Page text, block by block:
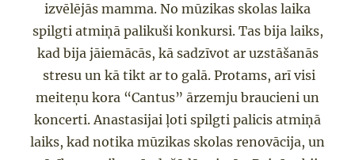
izvēlējās mamma. No mūzikas skolas laika
spilgti atmiņāpalikuši konkursi. Tas bija laiks,
kad bija jāiemācās, kā sadzīvot ar uzstāšanās
stresu un kā tikt ar to galā. Protams, arī visi
meiteņu kora “Cantus” ārzemju braucieni un
koncerti. Anastasijai ļoti spilgti palicis atmiņā
laiks, kad notika mūzikas skolas renovācija, un